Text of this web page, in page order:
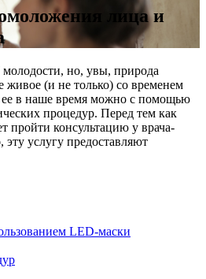
лица и
молодости, но, увы, природа
живое (и не только) со временем
ее в наше время можно с помощью
процедур. Перед тем как
пройти консультацию у врача-
эту услугу предоставляют
LED-маски